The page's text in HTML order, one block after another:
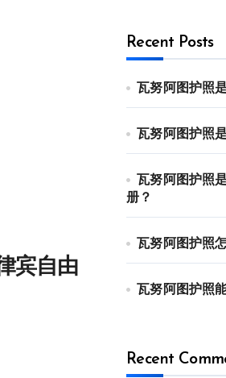
宾自由
Recent Posts
瓦努阿图护照
瓦努阿图护照
瓦努阿图护照
册？
瓦努阿图护照
瓦努阿图护照
Recent